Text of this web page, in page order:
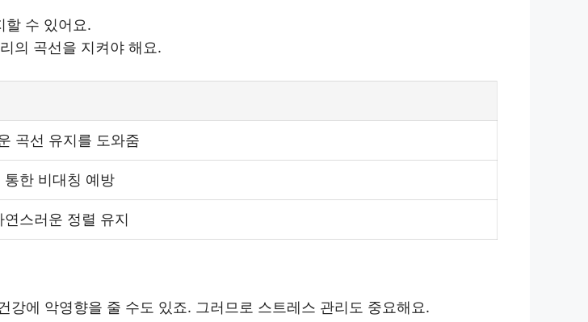
할 수 있어요.
의 곡선을 지켜야 해요.
곡선 유지를 도와줌
한 비대칭 예방
스러운 정렬 유지
에 악영향을 줄 수도 있죠. 그러므로 스트레스 관리도 중요해요.